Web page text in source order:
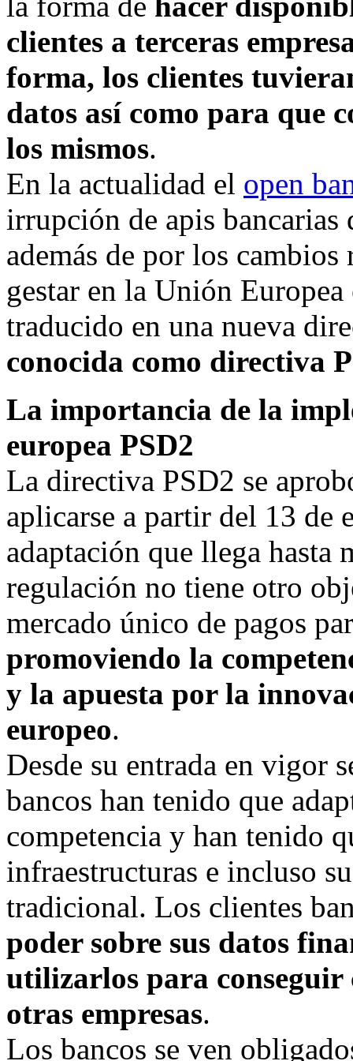
clientes a terceras
forma, los clientes
datos así como para que
los mismos.
En la actualidad el open
irrupción de apis bancarias
además de por los
gestar en la Unión
traducido en una nueva
conocida como directiva
La importancia de la
europea PSD2
La directiva PSD2 se
aplicarse a partir del 13 de
adaptación que llega hasta
regulación no tiene otro
mercado único de pagos
promoviendo la
y la apuesta por la
europeo.
Desde su entrada en vigor
bancos han tenido que
competencia y han tenido
infraestructuras e incluso
tradicional. Los clientes
poder sobre sus datos
utilizarlos para conseguir
otras empresas.
Los bancos se ven